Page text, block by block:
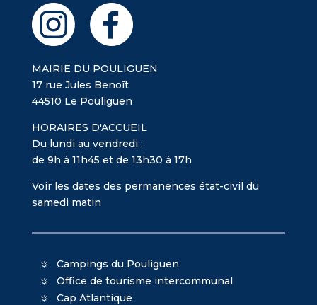
MAIRIE DU POULIGUEN
17 rue Jules Benoît
44510 Le Pouliguen
HORAIRES D'ACCUEIL
Du lundi au vendredi :
de 9h à 11h45 et de 13h30 à 17h
Voir les dates des permanences état-civil du
samedi matin
Campings du Pouliguen
Office de tourisme intercommunal
Cap Atlantique